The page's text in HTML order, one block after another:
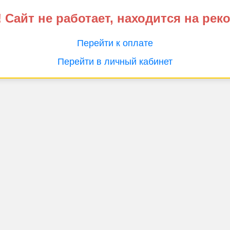
не работает, находится на
Перейти к оплате
Перейти в личный кабинет